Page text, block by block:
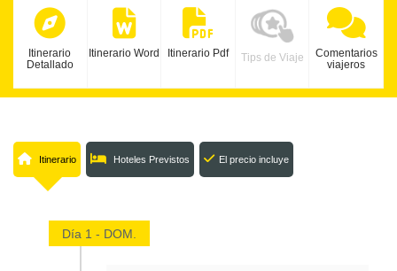
Itinerario
Detallado
Itinerario Word Itinerario Pdf Tips de Viaje
Comentarios
viajeros
Itinerario Hoteles Previstos El precio incluye
Día 1 - DOM.